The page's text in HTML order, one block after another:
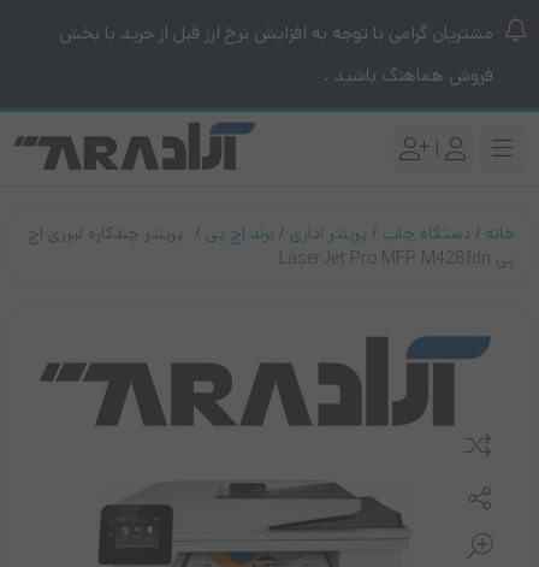
مشتریان گرامی با توجه به افزایش نرخ ارز قبل از خرید با بخش
فروش هماهنگ باشید .
|
خانه دستگاه چاپ پرینتر اداری برند اچ پی
پرینتر چندکاره لیزری اچ
پی LaserJet Pro MFP M428fdn